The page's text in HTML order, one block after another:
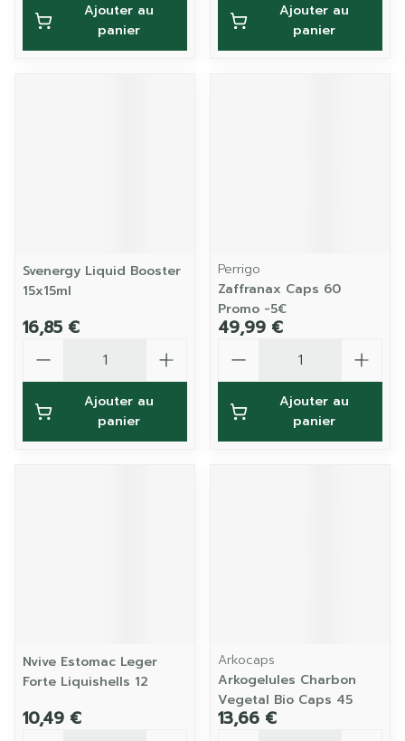
Ajouter au
panier
Ajouter au
panier
Svenergy Liquid Booster
15x15ml
16,85 €
Ajouter au
panier
Perrigo
Zaffranax Caps 60
Promo -5€
49,99 €
Ajouter au
panier
Nvive Estomac Leger
Forte Liquishells 12
10,49 €
Arkocaps
Arkogelules Charbon
Vegetal Bio Caps 45
13,66 €